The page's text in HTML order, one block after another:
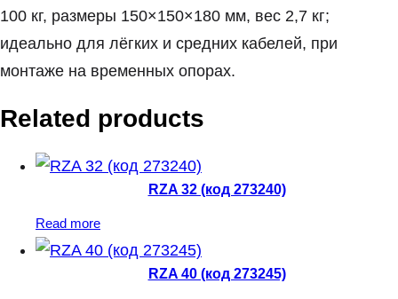
100 кг, размеры 150×150×180 мм, вес 2,7 кг;
идеально для лёгких и средних кабелей, при
монтаже на временных опорах.
Related products
RZA 32 (код 273240)
Read more
RZA 40 (код 273245)